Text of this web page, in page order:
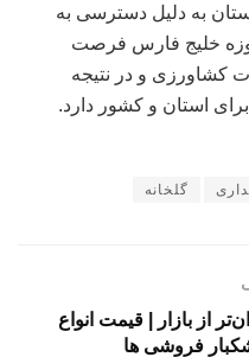
به دلیل دسترسی به
حوزه خلیج فارس فرصت
کشاورزی و در نتیجه
استان و کشور دارد.
گلخانه
درصد ارزان‌تر از بازار | قیمت انواع
فروشی ها